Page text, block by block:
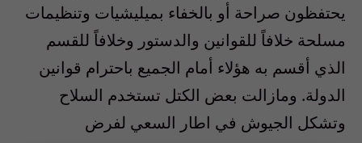
يحتفظون صراحة أو بالخفاء بميليشيات وتنظيمات
مسلحة خلافاً للقوانين والدستور وخلافاً للقسم
الذي أقسم به هؤلاء أمام الجميع باحترام قوانين
الدولة. ومازالت بعض الكتل تستخدم السلاح
وتشكل الجيوش في اطار السعي لفرض